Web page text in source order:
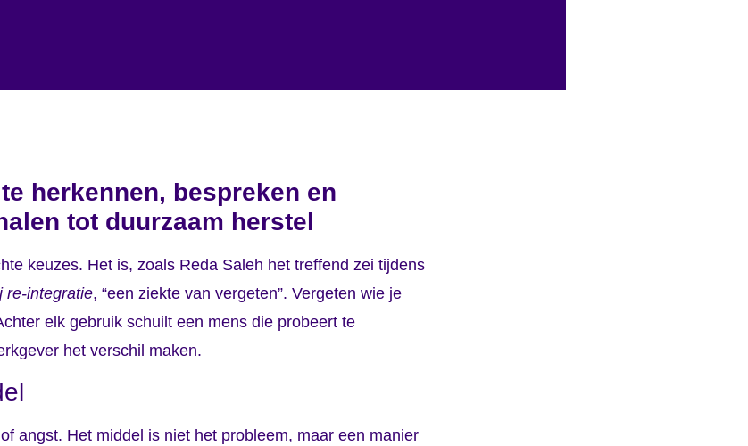
herkennen, bespreken en
tot duurzaam herstel
keuzes. Het is, zoals Reda Saleh het treffend zei tijdens
re-integratie, “een ziekte van vergeten”. Vergeten wie je
elk gebruik schuilt een mens die probeert te
het verschil maken.
angst. Het middel is niet het probleem, maar een manier